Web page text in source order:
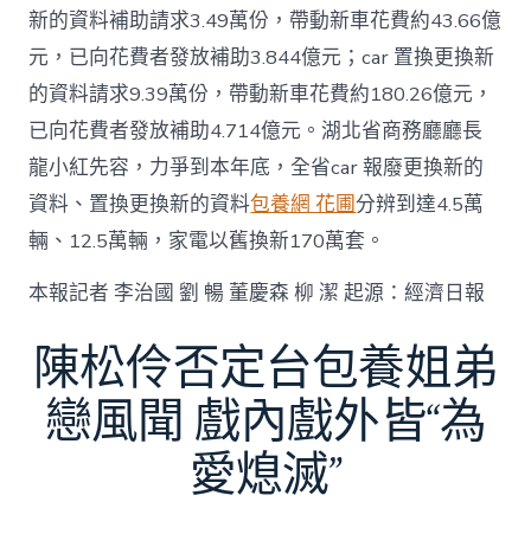
新的資料補助請求3.49萬份，帶動新車花費約43.66億
元，已向花費者發放補助3.844億元；car 置換更換新
的資料請求9.39萬份，帶動新車花費約180.26億元，
已向花費者發放補助4.714億元。湖北省商務廳廳長
龍小紅先容，力爭到本年底，全省car 報廢更換新的
資料、置換更換新的資料包養網 花圃分辨到達4.5萬
輛、12.5萬輛，家電以舊換新170萬套。
本報記者 李治國 劉 暢 董慶森 柳 潔 起源：經濟日報
陳松伶否定台包養姐弟
戀風聞 戲內戲外皆“為
愛熄滅”